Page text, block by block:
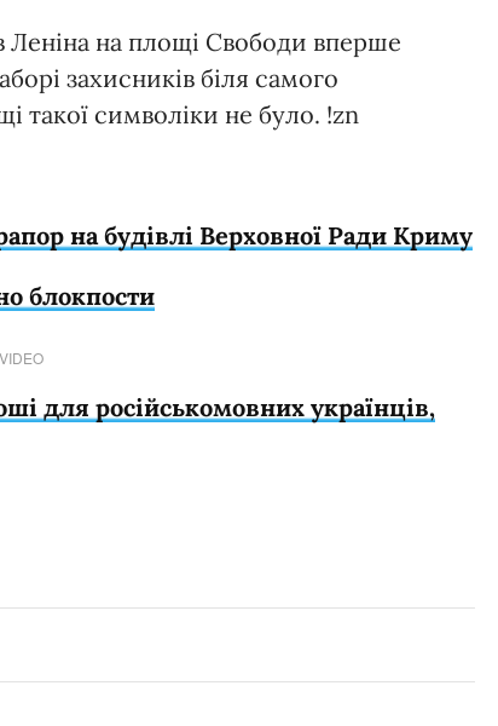
Леніна на площі Свободи вперше
захисників біля самого
такої символіки не було. !zn
на будівлі Верховної Ради Криму
блокпости
для російськомовних українців,